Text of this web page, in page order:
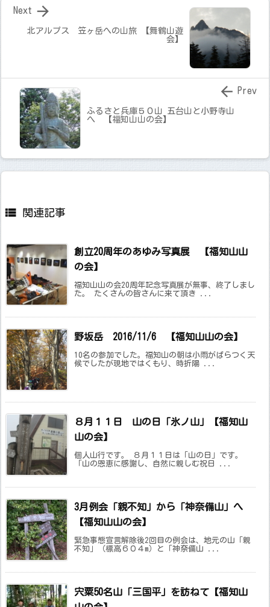
北アルプス 笠ヶ岳への山旅 【舞鶴山遊
会】

Next
ふるさと兵庫５０山 五台山と小野寺山
へ 【福知山山の会】
 Prev
 関連記事
創立20周年のあゆみ写真展 【福知山山
の会】
福知山山の会20周年記念写真展が無事、終了しまし
た。 たくさんの皆さんに来て頂き ...
野坂岳 2016/11/6 【福知山山の会】
10名の参加でした。福知山の朝は小雨がぱらつく天
候でしたが現地ではくもり、時折陽 ...
８月１１日 山の日「氷ノ山」【福知山
山の会】
個人山行です。 ８月１１日は「山の日」です。
「山の恩恵に感謝し、自然に親しむ祝日 ...
3月例会「親不知」から「神奈備山」へ
【福知山山の会】
緊急事態宣言解除後2回目の例会は、地元の山「親
不知」（標高６０４m）と「神奈備山 ...
宍粟50名山「三国平」を訪ねて【福知山